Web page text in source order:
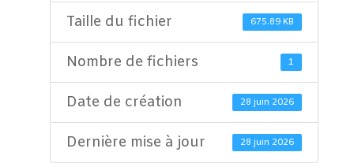
Taille du fichier 675.89 KB
Nombre de fichiers 1
Date de création 28 juin 2026
Dernière mise à jour 28 juin 2026